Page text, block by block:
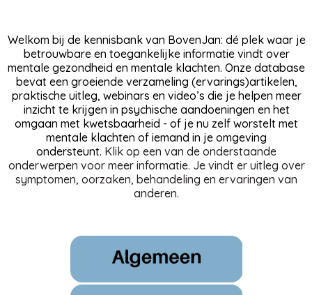
Welkom bij de kennisbank van BovenJan: dé plek waar je
betrouwbare en toegankelijke informatie vindt over
mentale gezondheid en mentale klachten. Onze database
bevat een groeiende verzameling (ervarings)artikelen,
praktische uitleg, webinars en video’s die je helpen meer
inzicht te krijgen in psychische aandoeningen en het
omgaan met kwetsbaarheid - of je nu zelf worstelt met
mentale klachten of iemand in je omgeving
ondersteunt. Klik op een van de onderstaande
onderwerpen voor meer informatie. Je vindt er uitleg over
symptomen, oorzaken, behandeling en ervaringen van
anderen.